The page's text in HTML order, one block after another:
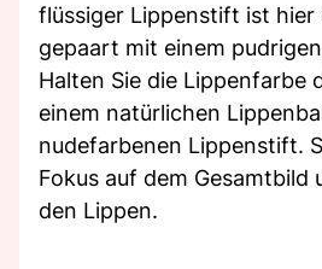
flüssiger Lippenstift ist hier
gepaart mit einem
Halten Sie die Lippenfarbe
einem natürlichen
nudefarbenen Lippenstift.
Fokus auf dem Gesamtbild
den Lippen.